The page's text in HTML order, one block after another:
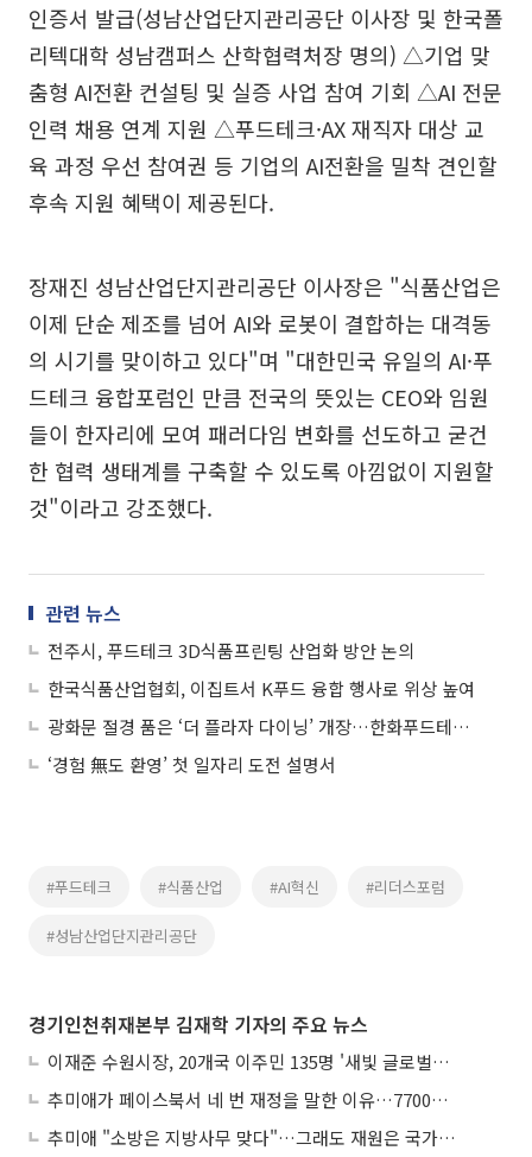
인증서 발급(성남산업단지관리공단 이사장 및 한국폴
리텍대학 성남캠퍼스 산학협력처장 명의) △기업 맞
춤형 AI전환 컨설팅 및 실증 사업 참여 기회 △AI 전문
인력 채용 연계 지원 △푸드테크·AX 재직자 대상 교
육 과정 우선 참여권 등 기업의 AI전환을 밀착 견인할
후속 지원 혜택이 제공된다.
장재진 성남산업단지관리공단 이사장은 "식품산업은
이제 단순 제조를 넘어 AI와 로봇이 결합하는 대격동
의 시기를 맞이하고 있다"며 "대한민국 유일의 AI·푸
드테크 융합포럼인 만큼 전국의 뜻있는 CEO와 임원
들이 한자리에 모여 패러다임 변화를 선도하고 굳건
한 협력 생태계를 구축할 수 있도록 아낌없이 지원할
것"이라고 강조했다.
관련 뉴스
전주시, 푸드테크 3D식품프린팅 산업화 방안 논의
한국식품산업협회, 이집트서 K푸드 융합 행사로 위상 높여
광화문 절경 품은 ‘더 플라자 다이닝’ 개장…한화푸드테크의 미식 승부수
‘경험 無도 환영’ 첫 일자리 도전 설명서
#푸드테크 #식품산업 #AI혁신 #리더스포럼
#성남산업단지관리공단
경기인천취재본부 김재학 기자의 주요 뉴스
이재준 수원시장, 20개국 이주민 135명 '새빛 글로벌프렌즈' 위촉
추미애가 페이스북서 네 번 재정을 말한 이유…7700억 추경 열쇠는 도의회에
추미애 "소방은 지방사무 맞다"…그래도 재원은 국가가 나눠야